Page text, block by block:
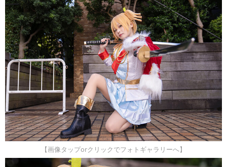
【画像タップorクリックでフォトギャラリーへ】